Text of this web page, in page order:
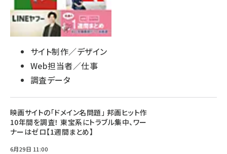
サイト制作／デザイン
Web担当者／仕事
調査データ
映画サイトの「ドメイン名問題」 邦画ヒット作
10年間を調査！ 東宝系にトラブル集中、ワー
ナーはゼロ【1週間まとめ】
6月29日 11:00